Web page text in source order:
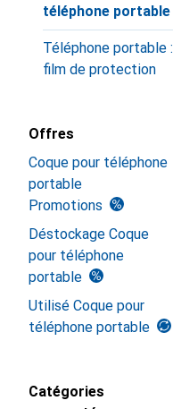
téléphone portable
Téléphone portable :
film de protection
Offres
Coque pour téléphone
portable
Promotions
Déstockage Coque
pour téléphone
portable
Utilisé Coque pour
téléphone portable
Catégories